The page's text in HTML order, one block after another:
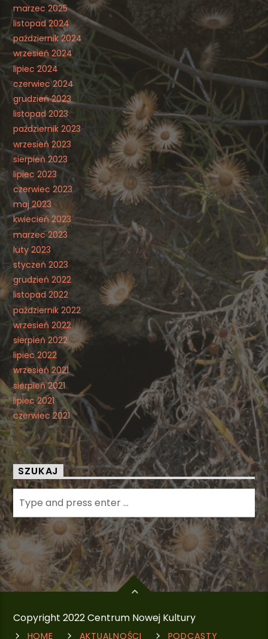
marzec 2025
listopad 2024
październik 2024
wrzesień 2024
lipiec 2024
czerwiec 2024
grudzień 2023
listopad 2023
październik 2023
wrzesień 2023
sierpień 2023
lipiec 2023
czerwiec 2023
maj 2023
kwiecień 2023
marzec 2023
luty 2023
styczeń 2023
grudzień 2022
listopad 2022
październik 2022
wrzesień 2022
sierpień 2022
lipiec 2022
wrzesień 2021
sierpień 2021
lipiec 2021
czerwiec 2021
SZUKAJ
Copyright 2022 Centrum Nowej Kultury
HOME AKTUALNOŚCI PODCASTY